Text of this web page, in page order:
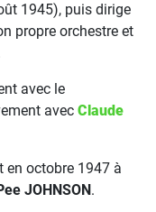
1945), puis dirige
propre orchestre et
avec le
avec Claude
en octobre 1947 à
JOHNSON.